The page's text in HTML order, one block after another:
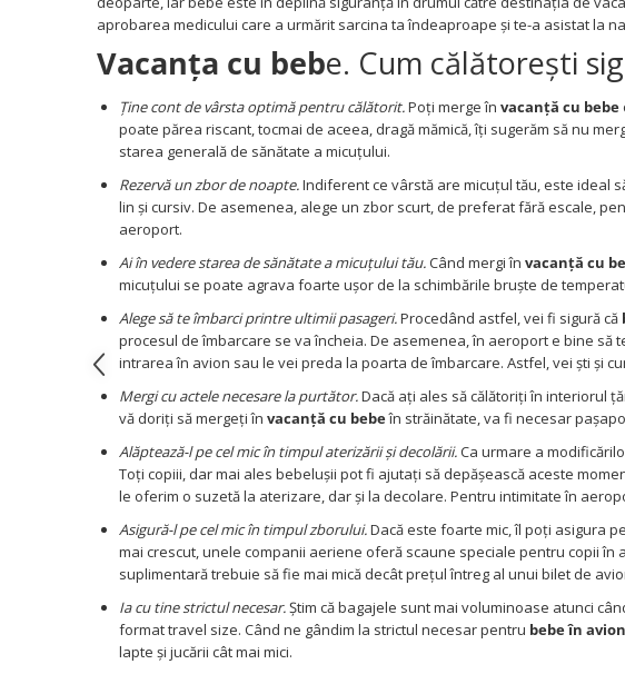
Jucarii copii si jocuri educative
Jocuri educative
Jucarii bebelusi
Cuburi magnetice JollyHeap®
Rechizite scolare
Stikere decorative si covoare
Stickere decorative
Covorase de joaca
Ingrijire adulti
Siguranta animale companie
Propuneri Cadou
Produse Sub 50 Lei
aprobarea medicului care a urmărit sarcina ta îndeaproape și te-a asistat la
Vacanța cu bebe. Cum călătorești
Ține cont de vârsta optimă pentru călătorit.Poți merge în vacanță cu bebe
poate părea riscant, tocmai de aceea, dragă mămică, îți sugerăm să nu
starea generală de sănătate a micuțului.
Rezervă un zbor de noapte.Indiferent ce vârstă are micuțul tău, este ideal
lin și cursiv. De asemenea, alege un zbor scurt, de preferat fără escale,
aeroport.
Ai în vedere starea de sănătate a micuțului tău.Când mergi în vacanță cu
micuțului se poate agrava foarte ușor de la schimbările bruște de
Alege să te îmbarci printre ultimii pasageri.Procedând astfel, vei fi sigură că
procesul de îmbarcare se va încheia. De asemenea, în aeroport e bine să
intrarea în avion sau le vei preda la poarta de îmbarcare. Astfel, vei ști și
Mergi cu actele necesare la purtător.Dacă ați ales să călătoriți în interiorul
vă doriți să mergeți în vacanță cu bebeîn străinătate, va fi necesar
Alăptează-l pe cel mic în timpul aterizării și decolării.Ca urmare a
Toți copiii, dar mai ales bebelușii pot fi ajutați să depășească aceste
le oferim o suzetă la aterizare, dar și la decolare. Pentru intimitate în
Asigură-l pe cel mic în timpul zborului.Dacă este foarte mic, îl poți asigura pe
mai crescut, unele companii aeriene oferă scaune speciale pentru copii în
suplimentară trebuie să fie mai mică decât prețul întreg al unui bilet de
Ia cu tine strictul necesar.Știm că bagajele sunt mai voluminoase atunci
format travel size. Când ne gândim la strictul necesar pentru bebe în avion
lapte și jucării cât mai mici.